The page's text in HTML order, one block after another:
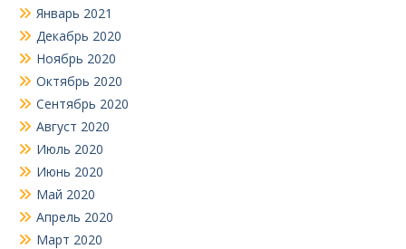
Январь 2021
Декабрь 2020
Ноябрь 2020
Октябрь 2020
Сентябрь 2020
Август 2020
Июль 2020
Июнь 2020
Май 2020
Апрель 2020
Март 2020